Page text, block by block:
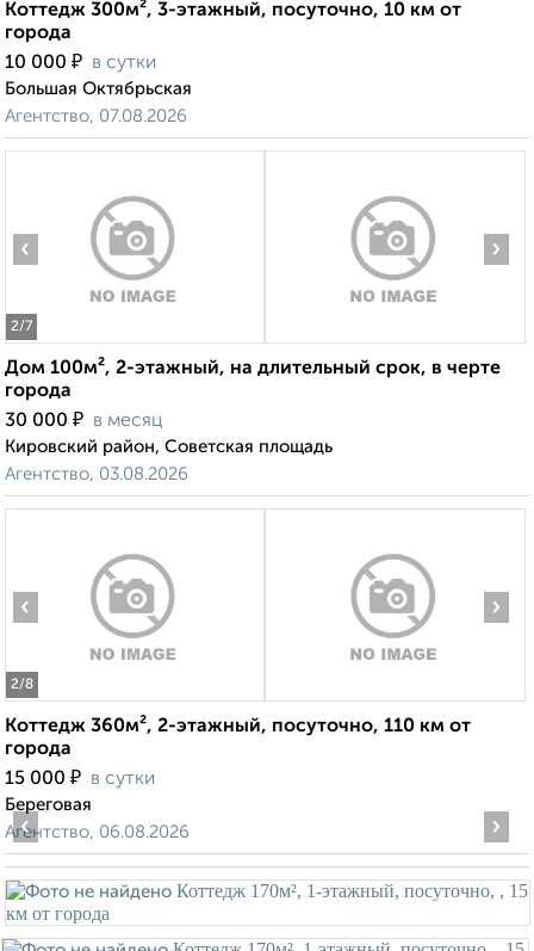
Коттедж 300м², 3-этажный, посуточно, 10 км от
города
10 000 ₽ в сутки
Большая Октябрьская
Агентство, 07.08.2026
2/7
‹ ›
Дом 100м², 2-этажный, на длительный срок, в черте
города
30 000 ₽ в месяц
Кировский район, Советская площадь
Агентство, 03.08.2026
2/8
‹ ›
Коттедж 360м², 2-этажный, посуточно, 110 км от
города
15 000 ₽ в сутки
Береговая
Агентство, 06.08.2026
‹ ›